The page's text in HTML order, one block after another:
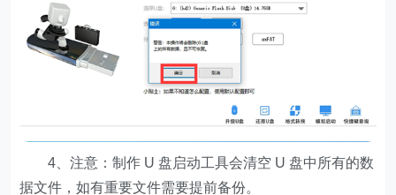
4、注意：制作 U 盘启动工具会清空 U 盘中所有的数
据文件，如有重要文件需要提前备份。